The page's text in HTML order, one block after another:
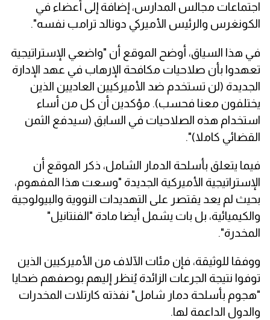
اجتماعات مجالس المدارس، إضافة إلى أعضاء في
الكونغرس والرئيس الأميركي دونالد ترامب نفسه".
في هذا السياق، أوضح الموقع أن "واضعي الإستراتيجية
تعهدوا بأن صلاحيات مكافحة الإرهاب في عهد الإدارة
الجديدة (لن تستخدم ضد الأميركيين العاديين الذين
يختلفون معنا فحسب). مؤكدين أن كل من أساء
استخدام هذه الصلاحيات في السابق (سيدفع الثمن
القضائي كاملا)".
فيما يتعلق بأسلحة الدمار الشامل، ذكر الموقع أن
الإستراتيجية الأميركية الجديدة "وسعت هذا المفهوم،
بحيث لم يعد يقتصر على التهديدات النووية والبيولوجية
والكيميائية، بل بات يشمل أيضا مادة "الفنتانيل"
المخدرة".
ووفقا للوثيقة، فإن مئات الآلاف من الأميركيين الذين
توفوا نتيجة الجرعات الزائدة يُنظر إليهم بوصفهم ضحايا
"هجوم بأسلحة دمار شامل" نفذته كارتلات المخدرات
والدول الداعمة لها.